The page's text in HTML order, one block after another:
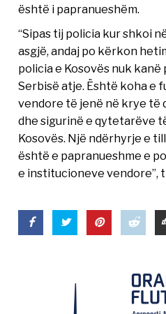
është i papranueshëm.
“Sipas tij policia kur shkoi
asgjë, andaj po kërkon
policia e Kosovës nuk
Serbisë atje. Është koha e
vendore të jenë në krye
dhe sigurinë e qytetarëve
Kosovës. Një ndërhyrje e
është e papranueshme e
e institucioneve vendore”,